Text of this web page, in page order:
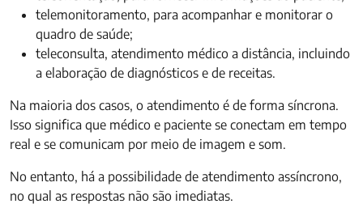
telemonitoramento, para acompanhar e monitorar o
quadro de saúde;
teleconsulta, atendimento médico a distância, incluindo
a elaboração de diagnósticos e de receitas.
Na maioria dos casos, o atendimento é de forma síncrona.
Isso significa que médico e paciente se conectam em tempo
real e se comunicam por meio de imagem e som.
No entanto, há a possibilidade de atendimento assíncrono,
no qual as respostas não são imediatas.